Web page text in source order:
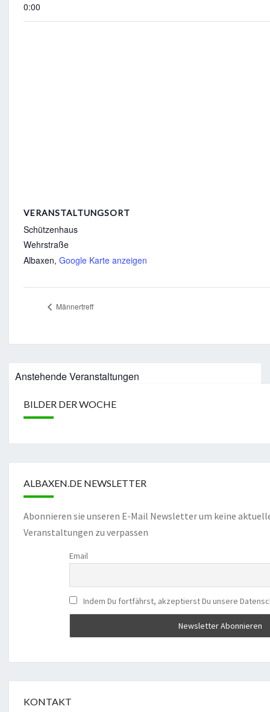
0:00
VERANSTALTUNGSORT
Schützenhaus
Wehrstraße
Albaxen, Google Karte anzeigen
Männertreff
Anstehende Veranstaltungen
BILDER DER WOCHE
ALBAXEN.DE NEWSLETTER
Abonnieren sie unseren E-Mail Newsletter um keine
Veranstaltungen zu verpassen
Email
Indem Du fortfährst, akzeptierst Du unsere
KONTAKT